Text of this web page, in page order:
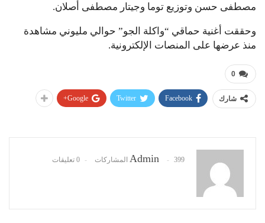
مصطفى حسن وتوزيع توما وجيتار مصطفى أصلان.
وحققت أغنية حماقي “واكلة الجو” حوالي مليوني مشاهدة
منذ عرضها على المنصات الإلكترونية.
0
شارك Facebook
Twitter
Google+
Admin 399 المشاركات 0 تعليقات